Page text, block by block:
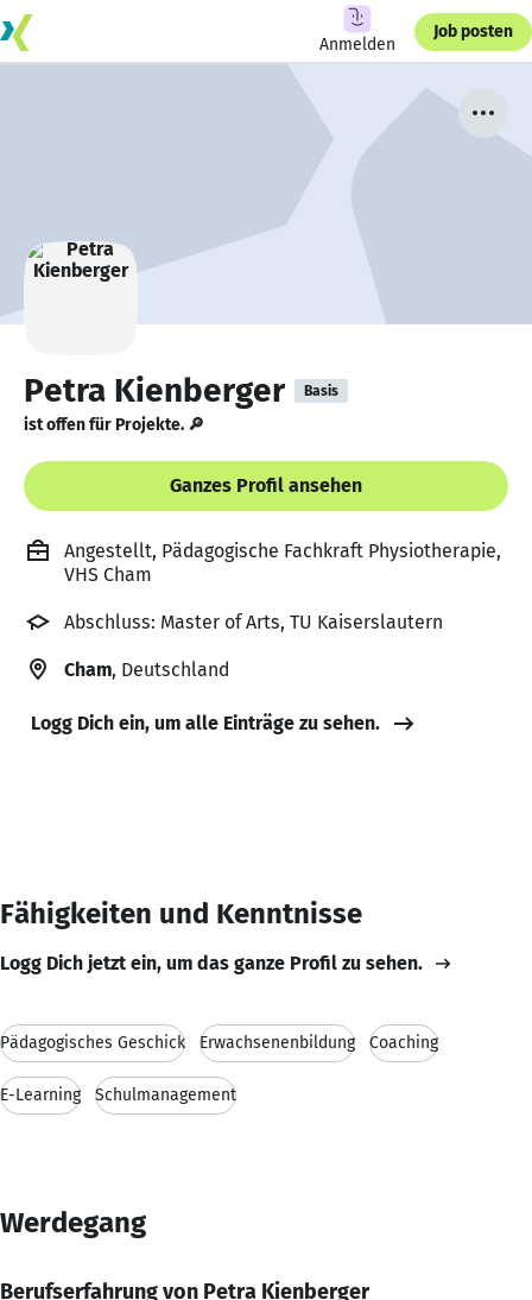
Anmelden
Job posten
Petra Kienberger Basis
ist offen für Projekte. 🔎
Ganzes Profil ansehen
Angestellt, Pädagogische Fachkraft Physiotherapie,
VHS Cham
Abschluss: Master of Arts, TU Kaiserslautern
Cham, Deutschland
Logg Dich ein, um alle Einträge zu sehen.
Fähigkeiten und Kenntnisse
Logg Dich jetzt ein, um das ganze Profil zu sehen.
Pädagogisches Geschick Erwachsenenbildung Coaching
E-Learning Schulmanagement
Werdegang
Berufserfahrung von Petra Kienberger